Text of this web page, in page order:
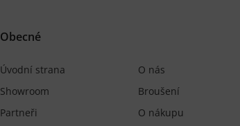
Obecné
Úvodní strana
O nás
Showroom
Broušení
Partneři
O nákupu